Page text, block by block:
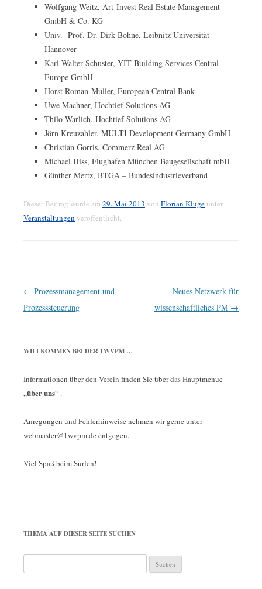
Wolfgang Weitz, Art-Invest Real Estate Management
GmbH & Co. KG
Univ. -Prof. Dr. Dirk Bohne, Leibnitz Universität
Hannover
Karl-Walter Schuster, YIT Building Services Central
Europe GmbH
Horst Roman-Müller, European Central Bank
Uwe Machner, Hochtief Solutions AG
Thilo Warlich, Hochtief Solutions AG
Jörn Kreuzahler, MULTI Development Germany GmbH
Christian Gorris, Commerz Real AG
Michael Hiss, Flughafen München Baugesellschaft mbH
Günther Mertz, BTGA – Bundesindustrieverband
Dieser Beitrag wurde am29. Mai 2013 von Florian Kluge unter
Veranstaltungen veröffentlicht.
Beitrags-
Navigation
← Prozessmanagement und
Prozesssteuerung
Neues Netzwerk für
wissenschaftliches PM →
WILLKOMMEN BEI DER 1WVPM …
Informationen über den Verein finden Sie über das Hauptmenue
„über uns“ .
Anregungen und Fehlerhinweise nehmen wir gerne unter
webmaster@1wvpm.de entgegen.
Viel Spaß beim Surfen!
THEMA AUF DIESER SEITE SUCHEN
nach: